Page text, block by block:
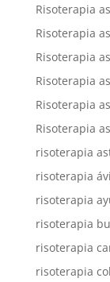
Risoterapia
Risoterapia
Risoterapia
Risoterapia
Risoterapia
Risoterapia
risoterapia
risoterapia
risoterapia
risoterapia
risoterapia
risoterapia